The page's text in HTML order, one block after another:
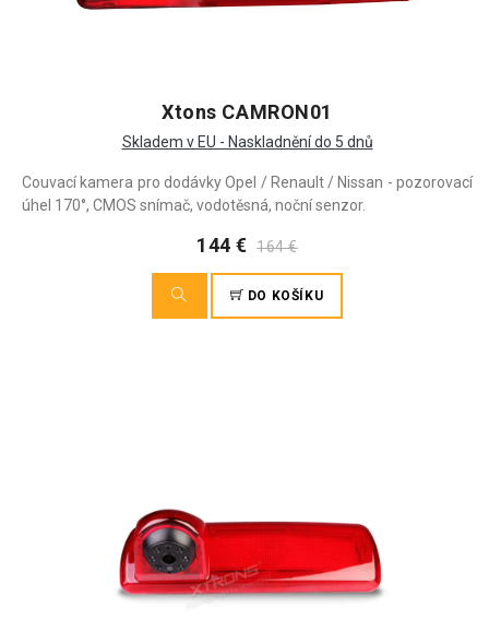
Xtons CAMRON01
Skladem v EU - Naskladnění do 5 dnů
Couvací kamera pro dodávky Opel / Renault / Nissan - pozorovací
úhel 170°, CMOS snímač, vodotěsná, noční senzor.
144 € 164 €
DO KOŠÍKU